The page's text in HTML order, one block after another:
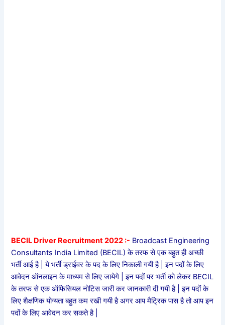
BECIL Driver Recruitment 2022 :- Broadcast Engineering
Consultants India Limited (BECIL) के तरफ से एक बहुत ही अच्छी
भर्ती आई है | ये भर्ती ड्राईवर के पद के लिए निकाली गयी है | इन पदों के लिए
आवेदन ऑनलाइन के माध्यम से लिए जायेगे | इन पदों पर भर्ती को लेकर BECIL
के तरफ से एक ऑफिसियल नोटिस जारी कर जानकारी दी गयी है | इन पदों के
लिए शैक्षणिक योग्यता बहुत कम रखी गयी है अगर आप मैट्रिक पास है तो आप इन
पदों के लिए आवेदन कर सकते है |